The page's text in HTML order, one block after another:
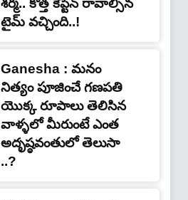
శ‌ర్మ‌.. కొత్త కెప్టెన్ రావాల్సిన
టైమ్ వ‌చ్చింది..!
Ganesha : మనం
నిత్యం పూజించే గణపతి
యొక్క రూపాలు తెలిసిన
వాళ్ళలో మీరుంటే ఎంత
అదృష్ఠవంతులో తెలుసా
..?